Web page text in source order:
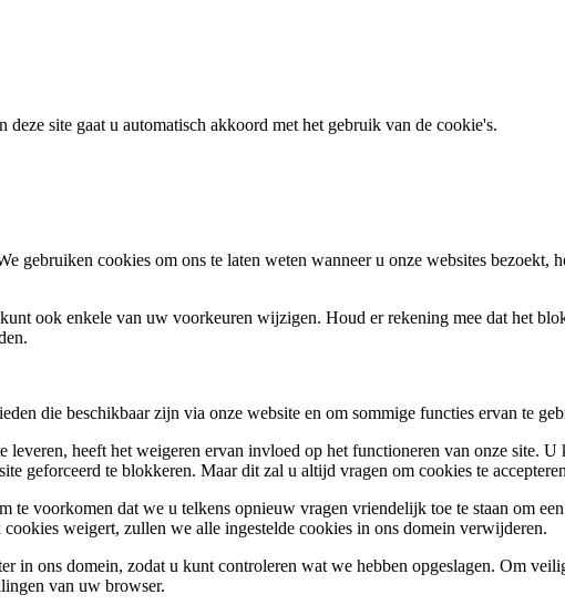
site gaat u automatisch akkoord met het gebruik van de cookie's.
gebruiken cookies om ons te laten weten wanneer u onze websites
ook enkele van uw voorkeuren wijzigen. Houd er rekening mee dat het
die beschikbaar zijn via onze website en om sommige functies ervan te
leveren, heeft het weigeren ervan invloed op het functioneren van onze site.
geforceerd te blokkeren. Maar dit zal u altijd vragen om cookies te
te voorkomen dat we u telkens opnieuw vragen vriendelijk toe te staan om
weigert, zullen we alle ingestelde cookies in ons domein verwijderen.
in ons domein, zodat u kunt controleren wat we hebben opgeslagen. Om
van uw browser.